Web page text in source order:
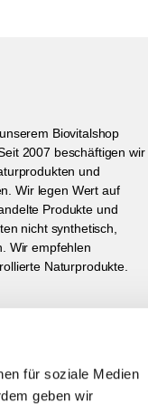
für soziale Medien
geben wir
Biovitalshop
2007 beschäftigen wir
und
Wir legen Wert auf
Produkte und
nicht synthetisch,
Wir empfehlen
Naturprodukte.